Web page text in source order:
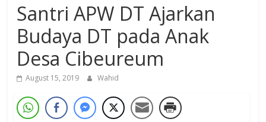
Santri APW DT Ajarkan
Budaya DT pada Anak
Desa Cibeureum
August 15, 2019 Wahid